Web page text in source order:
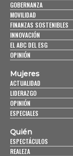
GOBERNANZA
MOVILIDAD
FINANZAS SOSTENIBLES
INNOVACIÓN
EL ABC DEL ESG
OPINIÓN
Mujeres
ACTUALIDAD
LIDERAZGO
OPINIÓN
ESPECIALES
Quién
ESPECTÁCULOS
REALEZA